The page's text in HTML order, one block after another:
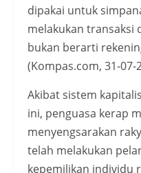
dipakai untuk
melakukan transaksi
bukan berarti
(Kompas.com, 31-07-
Akibat sistem
ini, penguasa kerap
menyengsarakan
telah melakukan
kepemilikan individu